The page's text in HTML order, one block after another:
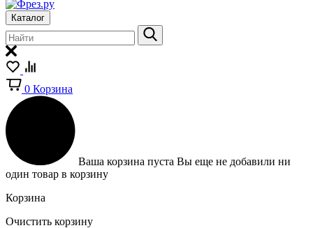
Каталог
0 Корзина
Ваша корзина пуста Вы еще не добавили ни
один товар в корзину
Корзина
Очистить корзину